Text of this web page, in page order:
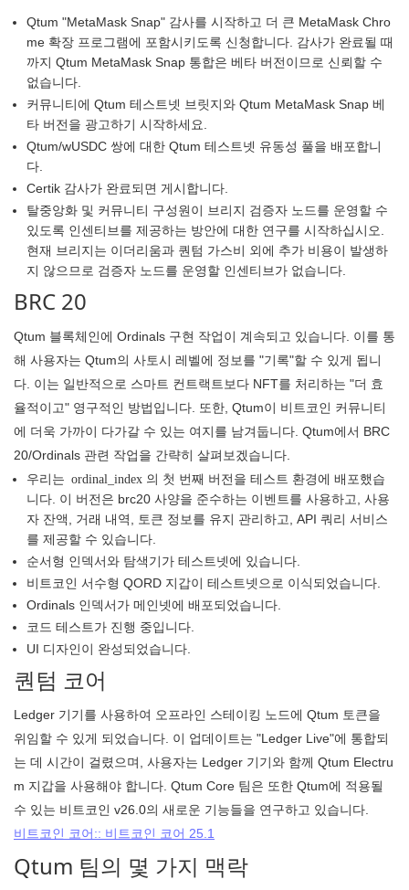
Qtum "MetaMask Snap" 감사를 시작하고 더 큰 MetaMask Chro
me 확장 프로그램에 포함시키도록 신청합니다. 감사가 완료될 때
까지 Qtum MetaMask Snap 통합은 베타 버전이므로 신뢰할 수
없습니다.
커뮤니티에 Qtum 테스트넷 브릿지와 Qtum MetaMask Snap 베
타 버전을 광고하기 시작하세요.
Qtum/wUSDC 쌍에 대한 Qtum 테스트넷 유동성 풀을 배포합니
다.
Certik 감사가 완료되면 게시합니다.
탈중앙화 및 커뮤니티 구성원이 브리지 검증자 노드를 운영할 수
있도록 인센티브를 제공하는 방안에 대한 연구를 시작하십시오.
현재 브리지는 이더리움과 퀀텀 가스비 외에 추가 비용이 발생하
지 않으므로 검증자 노드를 운영할 인센티브가 없습니다.
BRC 20
Qtum 블록체인에 Ordinals 구현 작업이 계속되고 있습니다. 이를 통
해 사용자는 Qtum의 사토시 레벨에 정보를 "기록"할 수 있게 됩니
다. 이는 일반적으로 스마트 컨트랙트보다 NFT를 처리하는 "더 효
율적이고" 영구적인 방법입니다. 또한, Qtum이 비트코인 ​​커뮤니티
에 더욱 가까이 다가갈 수 있는 여지를 남겨둡니다. Qtum에서 BRC
20/Ordinals 관련 작업을 간략히 살펴보겠습니다.
우리는 ordinal_index 의 첫 번째 버전을 테스트 환경에 배포했습
니다. 이 버전은 brc20 사양을 준수하는 이벤트를 사용하고, 사용
자 잔액, 거래 내역, 토큰 정보를 유지 관리하고, API 쿼리 서비스
를 제공할 수 있습니다.
순서형 인덱서와 탐색기가 테스트넷에 있습니다.
비트코인 서수형 QORD 지갑이 테스트넷으로 이식되었습니다.
Ordinals 인덱서가 메인넷에 배포되었습니다.
코드 테스트가 진행 중입니다.
UI 디자인이 완성되었습니다.
퀀텀 코어
Ledger 기기를 사용하여 오프라인 스테이킹 노드에 Qtum 토큰을
위임할 수 있게 되었습니다. 이 업데이트는 "Ledger Live"에 통합되
는 데 시간이 걸렸으며, 사용자는 Ledger 기기와 함께 Qtum Electru
m 지갑을 사용해야 합니다. Qtum Core 팀은 또한 Qtum에 적용될
수 있는 비트코인 ​​v26.0의 새로운 기능들을 연구하고 있습니다.
비트코인 코어:: 비트코인 ​​코어 25.1
Qtum 팀의 몇 가지 맥락